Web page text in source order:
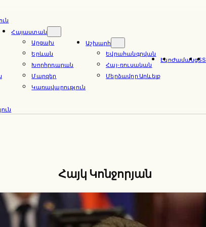
Հայաստան
Արցախ
Երևան
Խորհրդարան
Մարզեր
Կառավարություն
Աշխարհ
Եվրահանգրվան
Հայ-ռուսական
Մերձավոր Արևելք
ԷկոԺամանցՏՏ
Հայկ Կոնջորյան